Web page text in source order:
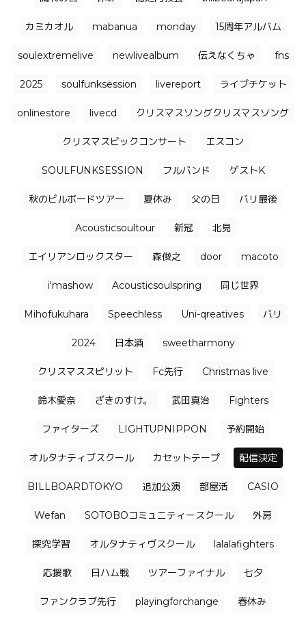
カミカオル mabanua monday 15周年アルバム
soulextremelive newlivealbum 伝えなくちゃ fns
2025 soulfunksession livereport ライブチケット
onlinestore livecd クリスマスソングクリスマスソング
クリスマスビックコンサート エスコン
SOULFUNKSESSION フルバンド ゲストK
秋のビルボードツアー 夏休み 父の日 バリ最後
Acousticsoultour 新冠 北見
エイリアンロックスター 森俊之 door macoto
i'mashow Acousticsoulspring 同じ世界
Mihofukuhara Speechless Uni-qreatives バリ
2024 日本酒 sweetharmony
クリスマススピリット Fc先行 Christmas live
鈴木愛奈 ざきのすけ。 武田真治 Fighters
ファイターズ LIGHTUPNIPPON 予約開始
オルタナティブスクール カセットテープ 配信決定
BILLBOARDTOKYO 追加公演 部屋活 CASIO
Wefan SOTOBOコミュニティースクール 外房
探究学習 オルタナティヴスクール lalalafighters
応援歌 日ハム戦 ツアーファイナル 七夕
ファンクラブ先行 playingforchange 春休み